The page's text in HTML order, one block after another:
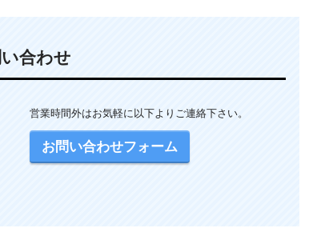
合わせ
営業時間外はお気軽に以下よりご連絡下さい。
お問い合わせフォーム